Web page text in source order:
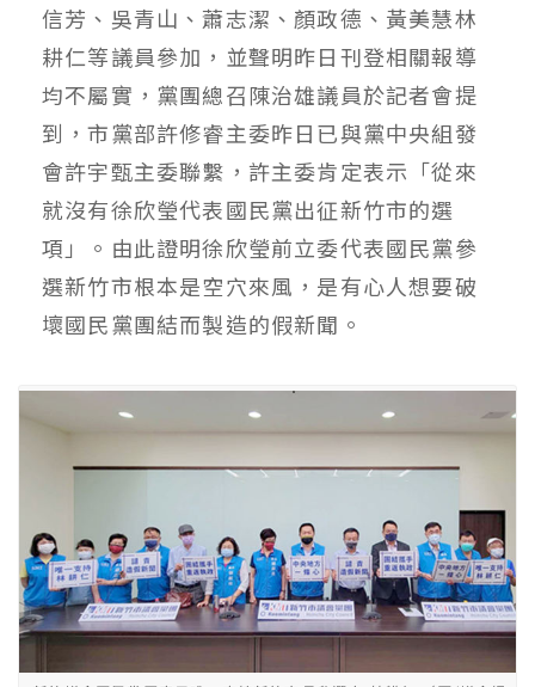
信芳、吳青山、蕭志潔、顏政德、黃美慧林
耕仁等議員參加，並聲明昨日刊登相關報導
均不屬實，黨團總召陳治雄議員於記者會提
到，市黨部許修睿主委昨日已與黨中央組發
會許宇甄主委聯繫，許主委肯定表示「從來
就沒有徐欣瑩代表國民黨出征新竹市的選
項」。由此證明徐欣瑩前立委代表國民黨參
選新竹市根本是空穴來風，是有心人想要破
壞國民黨團結而製造的假新聞。